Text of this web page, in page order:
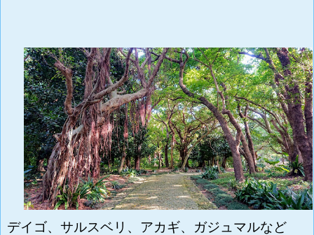
デイゴ、サルスベリ、アカギ、ガジュマルなど